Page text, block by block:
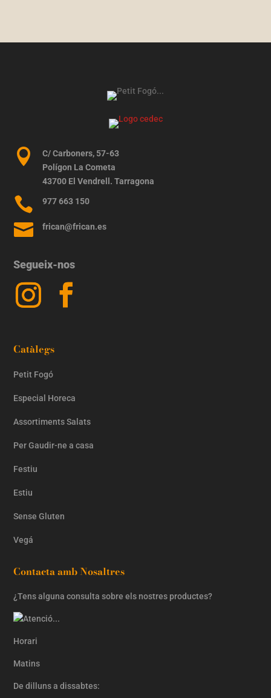

C/ Carboners, 57-63
Polígon La Cometa
43700 El Vendrell. Tarragona
 977 663 150
 frican@frican.es
Segueix-nos
Catàlegs
Petit Fogó
Especial Horeca
Assortiments Salats
Per Gaudir-ne a casa
Festiu
Estiu
Sense Gluten
Vegá
Contacta amb Nosaltres
¿Tens alguna consulta sobre els nostres productes?
Horari
Matins
De dilluns a dissabtes: